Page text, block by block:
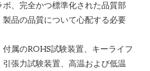
、完全かつ標準化された品質部
品の品質について心配する必要
属のROHS試験装置、キーライフ
張力試験装置、高温および低温